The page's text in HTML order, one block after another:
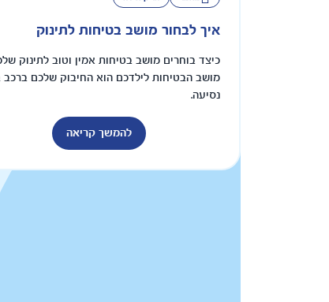
איך לבחור מושב בטיחות לתינוק
כיצד בוחרים מושב בטיחות אמין וטוב לתינוק
מושב הבטיחות לילדכם הוא החיבוק שלכם ברכב
נסיעה.
להמשך קריאה